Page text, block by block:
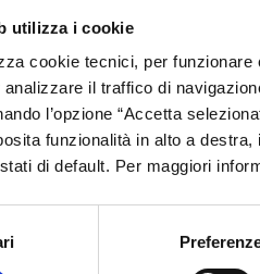
utilizza i cookie
cookie tecnici, per
il traffico di
l’opzione “Accetta
funzionalità in alto a
di default. Per maggiori
23 de agosto
desearles a ustedes y a sus
electrónico a